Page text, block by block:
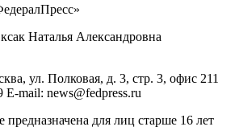
Наталья Александровна
ул. Полковая, д. 3, стр. 3, офис 211
E-mail: news@fedpress.ru
для лиц старше 16 лет